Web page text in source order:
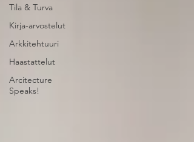
Tila & Turva
Kirja-arvostelut
Arkkitehtuuri
Haastattelut
Arcitecture
Speaks!